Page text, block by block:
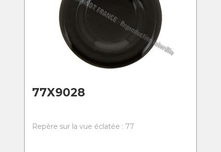
77X9028
Repère sur la vue éclatée : 77